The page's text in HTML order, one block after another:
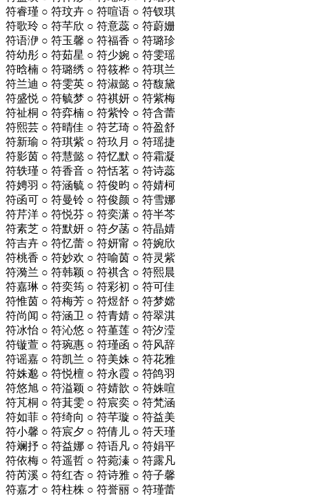
符睿瑾 ○ 符玟卉 ○ 符喧语 ○ 符钗琪
符歌玲 ○ 符芊欣 ○ 符意蕊 ○ 符蔚姗
符语洢 ○ 符玉馨 ○ 符福香 ○ 符璐珍
符幼彤 ○ 符茹星 ○ 符少婉 ○ 符雯瑶
符晗楠 ○ 符璐绣 ○ 符筱桦 ○ 符琪兰
符兰迪 ○ 符雯英 ○ 符淑懿 ○ 符馥黛
符盛悦 ○ 符毓梦 ○ 符祺妍 ○ 符紫梅
符祉桐 ○ 符弈楠 ○ 符紫怜 ○ 符含蕾
符熙芸 ○ 符晴佳 ○ 符艺琦 ○ 符盈舒
符新瑜 ○ 符琪紫 ○ 符玖月 ○ 符瑶捷
符影茵 ○ 符慧懿 ○ 符忆默 ○ 符霜凝
符轶瑾 ○ 符香音 ○ 符恬茗 ○ 符诗蕊
符娉羽 ○ 符涵毓 ○ 符俊昀 ○ 符婧柯
符函可 ○ 符曼铃 ○ 符俊颜 ○ 符雪娜
符芹洋 ○ 符悦芬 ○ 符奕潇 ○ 符半芩
符素芝 ○ 符默妍 ○ 符夕菡 ○ 符晶婧
符吉卉 ○ 符忆蕾 ○ 符妍甯 ○ 符婉欣
符桃香 ○ 符妙欢 ○ 符喻茵 ○ 符灵紫
符漪兰 ○ 符韩颖 ○ 符祺含 ○ 符熙晨
符嘉琳 ○ 符奕筠 ○ 符彩初 ○ 符可佳
符惟茵 ○ 符梅芳 ○ 符煜舒 ○ 符梦嫦
符尚闻 ○ 符涵卫 ○ 符青婧 ○ 符翠淇
符冰怡 ○ 符沁悠 ○ 符堇莲 ○ 符汐滢
符镟萱 ○ 符琬惠 ○ 符瑾函 ○ 符风辞
符谣嘉 ○ 符凯兰 ○ 符美姝 ○ 符花雅
符姝邈 ○ 符悦檀 ○ 符永霞 ○ 符鸽羽
符悠旭 ○ 符溢颖 ○ 符婧歆 ○ 符姝喧
符芃桐 ○ 符萁雯 ○ 符宸奕 ○ 符梵涵
符如菲 ○ 符绮向 ○ 符芊璇 ○ 符益美
符小馨 ○ 符宸夕 ○ 符倩儿 ○ 符天瑾
符斓抒 ○ 符益娜 ○ 符语凡 ○ 符娟平
符依梅 ○ 符遥哲 ○ 符菀溱 ○ 符露凡
符芮溪 ○ 符红杏 ○ 符诗雅 ○ 符子馨
符嘉才 ○ 符柱株 ○ 符誉丽 ○ 符瑾蕾